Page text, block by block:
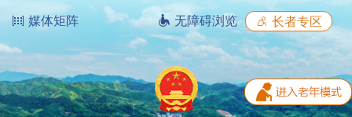
媒体矩阵 无障碍浏览 长者专区